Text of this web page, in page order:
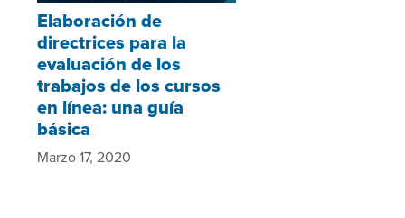
Elaboración de
directrices para la
evaluación de los
trabajos de los cursos
en línea: una guía
básica
Marzo 17, 2020